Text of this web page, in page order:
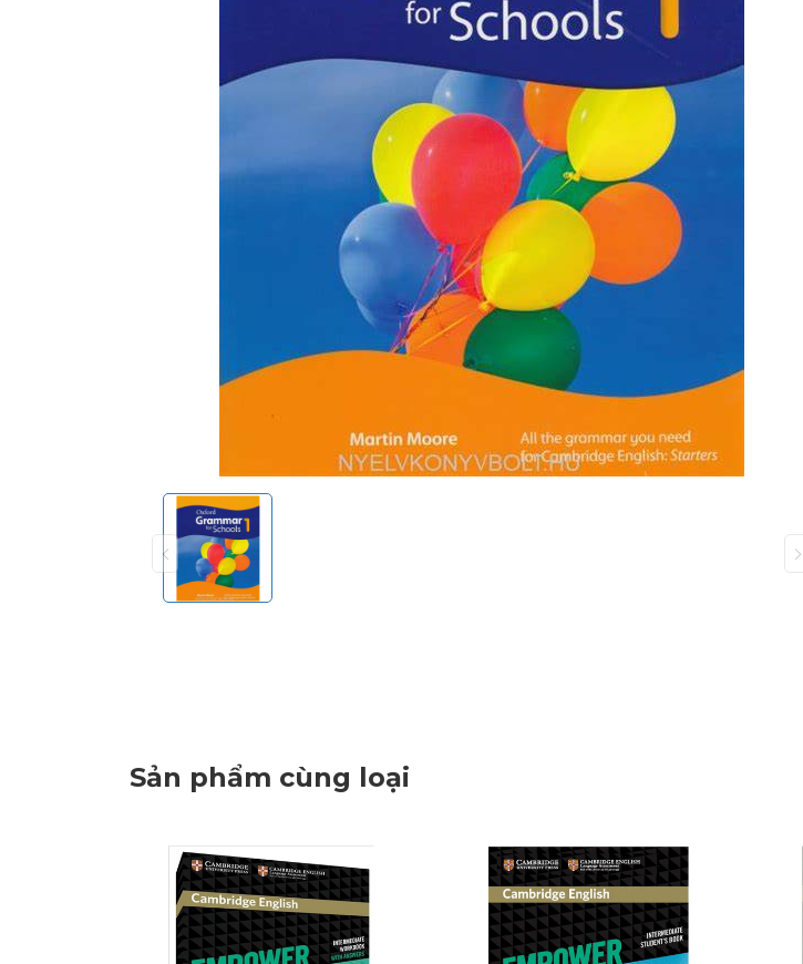
Sản phẩm cùng loại